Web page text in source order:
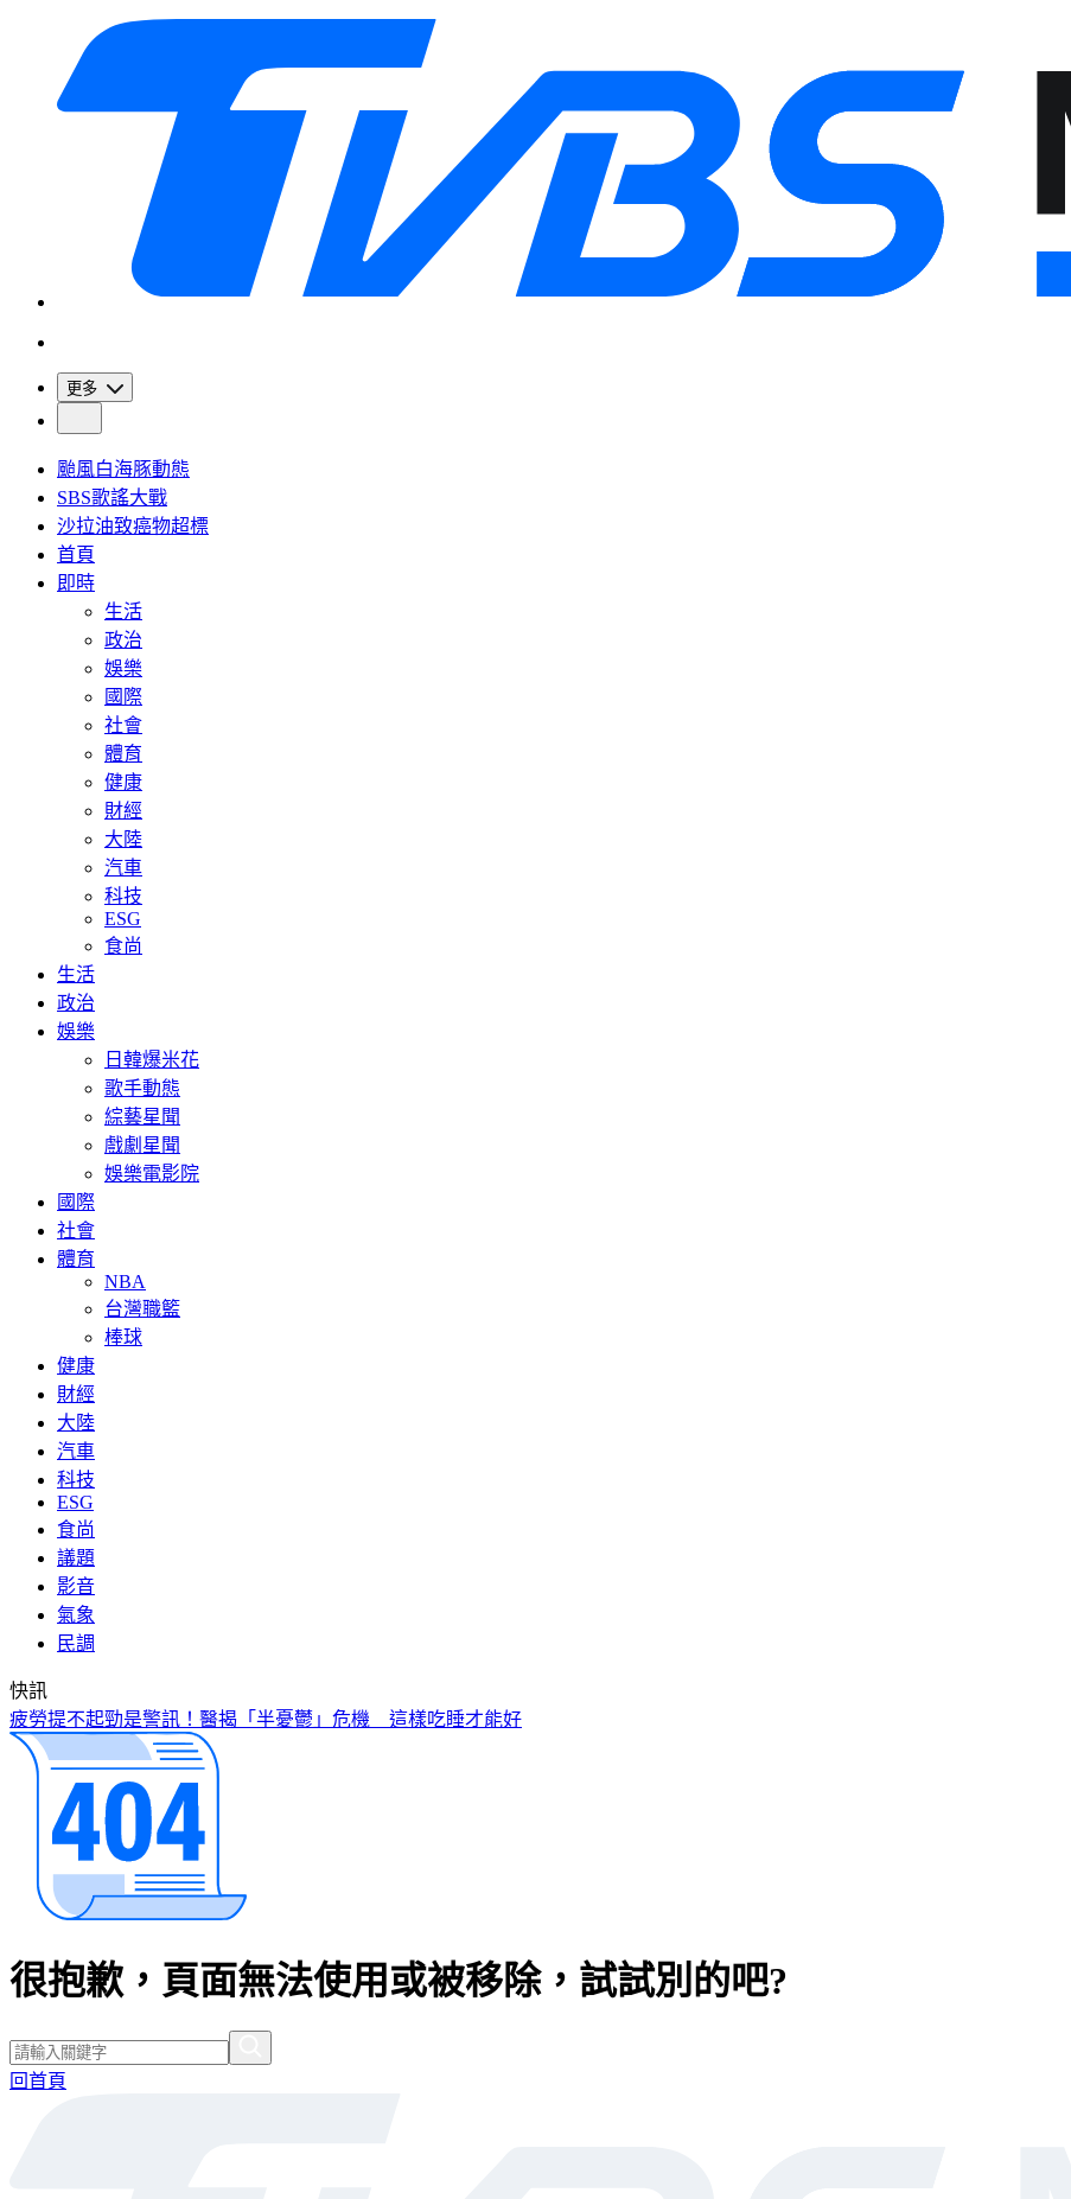
更多
颱風白海豚動態
SBS歌謠大戰
沙拉油致癌物超標
首頁
即時
生活
政治
娛樂
國際
社會
體育
健康
財經
大陸
汽車
科技
ESG
食尚
生活
政治
娛樂
日韓爆米花
歌手動態
綜藝星聞
戲劇星聞
娛樂電影院
國際
社會
體育
NBA
台灣職籃
棒球
健康
財經
大陸
汽車
科技
ESG
食尚
議題
影音
氣象
民調
快訊
疲勞提不起勁是警訊！醫揭「半憂鬱」危機 這樣吃睡才能好
很抱歉，頁面無法使用或被移除，試試別的吧?
回首頁